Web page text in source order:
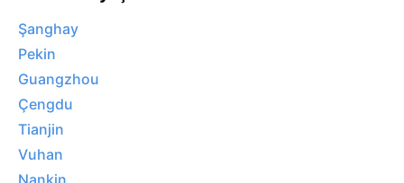
Şanghay
Pekin
Guangzhou
Çengdu
Tianjin
Vuhan